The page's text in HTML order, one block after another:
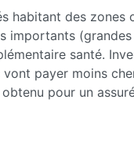
habitant des zones
importants
santé.
payer moins
pour un